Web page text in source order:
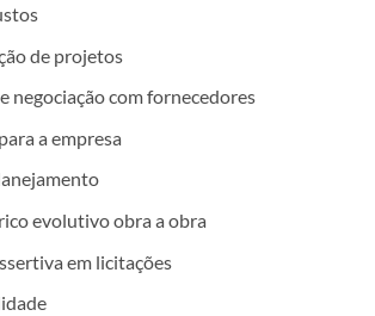
de projetos
negociação com fornecedores
a empresa
evolutivo obra a obra
em licitações